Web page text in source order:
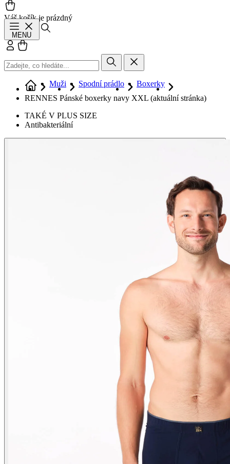
Váš košík je prázdný
MENU
Přihlásit se
Muži Spodní prádlo
Boxerky
RENNES Pánské boxerky navy XXL (aktuální stránka)
TAKÉ V PLUS SIZE
Antibakteriální